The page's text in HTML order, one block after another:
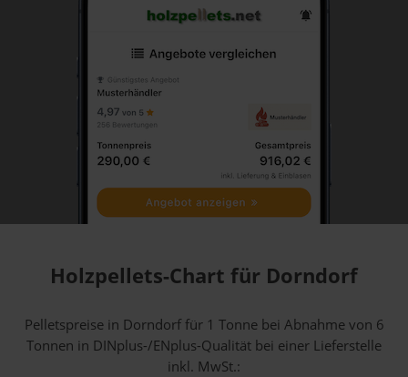
Holzpellets-Chart für Dorndorf
Pelletspreise in Dorndorf für 1 Tonne bei Abnahmevon 6
Tonnen in DINplus-/ENplus-Qualität bei einer Lieferstelle
inkl. MwSt.: